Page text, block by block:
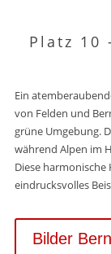
Platz 10
Ein
von Felden und
grüne Umgebung.
während Alpen im
Diese
eindrucksvolles
Bilder